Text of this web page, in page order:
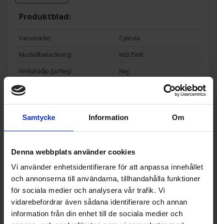
Samtycke Information Om
Denna webbplats använder cookies
Vi använder enhetsidentifierare för att anpassa innehållet
och annonserna till användarna, tillhandahålla funktioner
för sociala medier och analysera vår trafik. Vi
vidarebefordrar även sådana identifierare och annan
information från din enhet till de sociala medier och
Produktblad:
Varumärke:
Cylinda
Modellbeteckning:
K6375HE
Vinkylskåp (Ja/Nej):
Nej
Höjd (cm):
Bredd (cm):
59.5
Djup (cm):
65.5
Ljudnivå:
38 decibel A (svagt prassel
från löv är ca 35 dB A)
Årlig energiförbrukning (kWh/å
r):
143
Klimatklass:
SN-T